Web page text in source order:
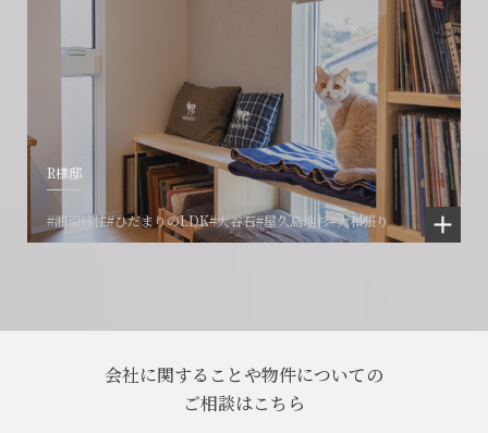
R様邸
#湘南移住#ひだまりのLDK#大谷石#屋久島地杉#大和張り
会社に関することや物件についての
ご相談はこちら